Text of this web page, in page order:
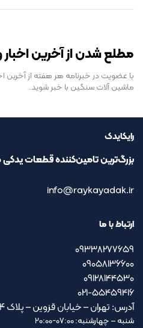
مطلع شدن از آخرین اخبار
با عضویت در خبرنامه هر هفته از آخرین
ماشین آلات سنگین با خبر شوید.
رایکایدک
بزرگ‌ترین تامین‌کننده قطعات
info@raykayadak.ir
ارتباط با ما
09338277659
09058136600
09128144530
021-55459416
آدرس: تهران – خیابان قزوین – پلاک ۷۷۴
شنبه – چهارشنبه: 07:00-20:00